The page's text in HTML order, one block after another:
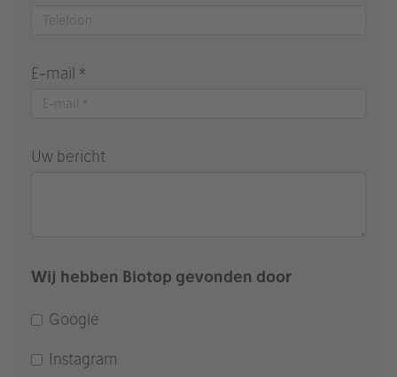
E-mail *
Uw bericht
Wij hebben Biotop gevonden door
Google
Instagram